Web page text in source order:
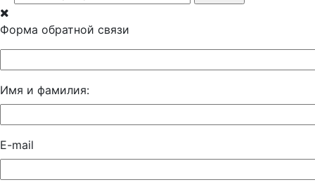
Форма обратной связи
Имя и фамилия:
E-mail